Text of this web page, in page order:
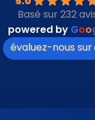
Basé sur 232
powered by Goo
évaluez-nous sur